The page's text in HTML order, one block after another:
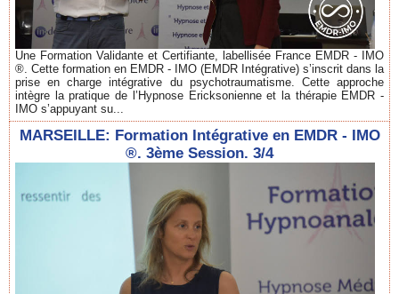
Une Formation Validante et Certifiante, labellisée France EMDR - IMO
®. Cette formation en EMDR - IMO (EMDR Intégrative) s’inscrit dans la
prise en charge intégrative du psychotraumatisme. Cette approche
intègre la pratique de l’Hypnose Ericksonienne et la thérapie EMDR -
IMO s’appuyant su...
MARSEILLE: Formation Intégrative en EMDR - IMO
®. 3ème Session. 3/4